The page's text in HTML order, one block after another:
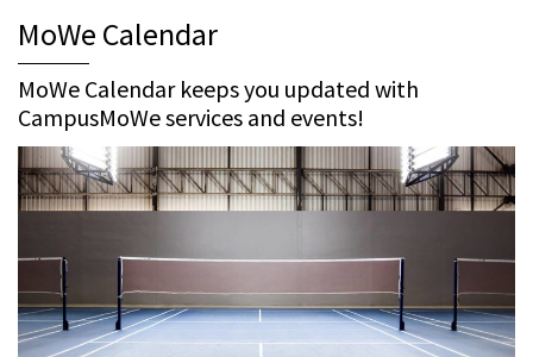
MoWe Calendar
MoWe Calendar keeps you updated with
CampusMoWe services and events!